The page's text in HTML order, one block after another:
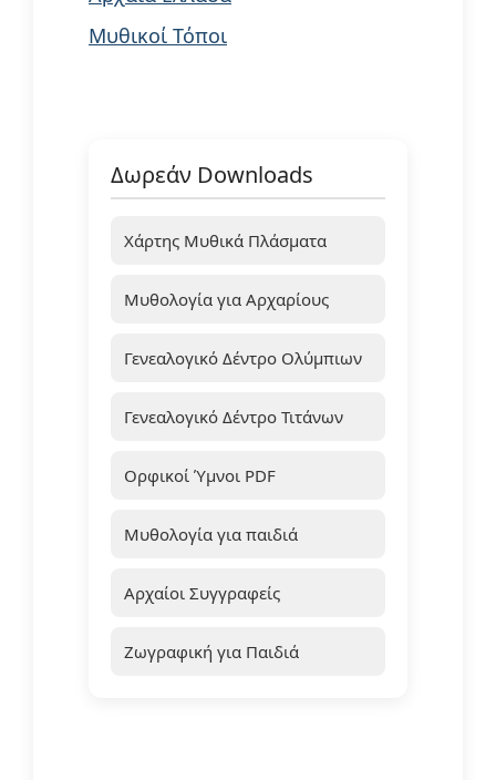
Μυθικοί Τόποι
Δωρεάν Downloads
Χάρτης Μυθικά Πλάσματα
Μυθολογία για Αρχαρίους
Γενεαλογικό Δέντρο Ολύμπιων
Γενεαλογικό Δέντρο Τιτάνων
Ορφικοί Ύμνοι PDF
Μυθολογία για παιδιά
Αρχαίοι Συγγραφείς
Ζωγραφική για Παιδιά